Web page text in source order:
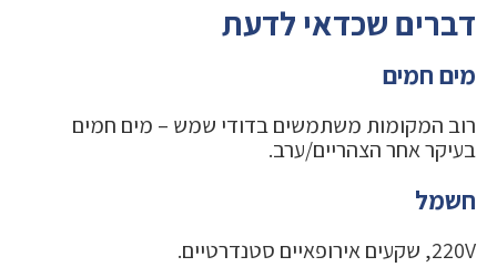
דברים שכדאי לדעת
מים חמים
רוב המקומות משתמשים בדודי שמש – מים חמים
בעיקר אחר הצהריים/ערב.
חשמל
220V, שקעים אירופאיים סטנדרטיים.